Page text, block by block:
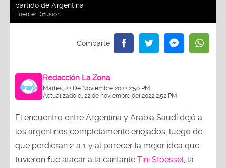
partido de Argentina
Fuente: Difusión
Redacción La Zona
Martes, 22 De Noviembre 2022 2:50 PM
Actualizado el 22 de noviembre del 2022 2:52 PM
El encuentro entre Argentina y Arabia Saudí dejó a
los argentinos completamente enojados, luego de
que perdieran 2 a 1 y al parecer la mejor idea que
tuvieron fue atacar a la cantante Tini Stoessel , la